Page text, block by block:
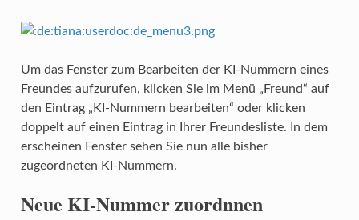
Um das Fenster zum Bearbeiten der KI-Nummern eines
Freundes aufzurufen, klicken Sie im Menü „Freund“ auf
den Eintrag „KI-Nummern bearbeiten“ oder klicken
doppelt auf einen Eintrag in Ihrer Freundesliste. In dem
erscheinen Fenster sehen Sie nun alle bisher
zugeordneten KI-Nummern.
Neue KI-Nummer zuordnnen